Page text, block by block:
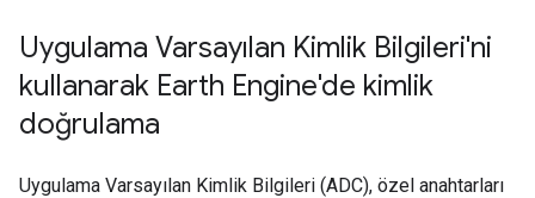
Uygulama Varsayılan Kimlik Bilgileri'ni
kullanarak Earth Engine'de kimlik
doğrulama
Uygulama Varsayılan Kimlik Bilgileri (ADC), özel anahtarları